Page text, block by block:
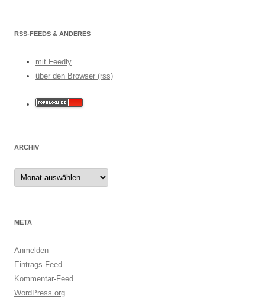
RSS-FEEDS & ANDERES
mit Feedly
über den Browser (rss)
ARCHIV
Archiv
META
Anmelden
Eintrags-Feed
Kommentar-Feed
WordPress.org